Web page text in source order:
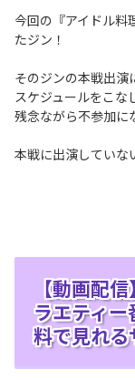
今回の『アイドル料
たジン！
そのジンの本戦出演
スケジュールをこな
残念ながら不参加に
本戦に出演していな
【動画配
ラエティ
料で見れ